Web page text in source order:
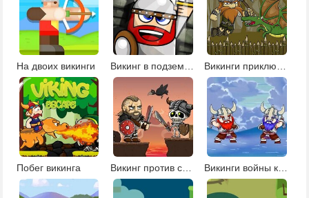
На двоих викинги
Побег викинга Викинг против скелетов Викинги войны кланов